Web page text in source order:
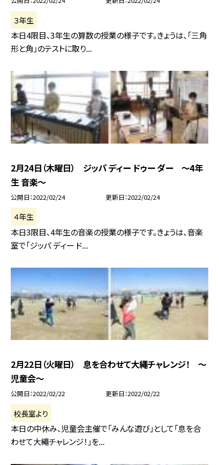
３年生
本日4限目、3年生の算数の授業の様子です。きょうは、「三角
形と角」のテストに取り...
2月24日（木曜日） ジッパ ディー ドゥー ダー 〜4年
生 音楽〜
公開日 2022/02/24 更新日 2022/02/24
４年生
本日3限目、4年生の音楽の授業の様子です。きょうは、音楽
室で「ジッパ ディー ド...
2月22日（火曜日） 息を合わせて大繩チャレンジ！ 〜
児童会〜
公開日 2022/02/22 更新日 2022/02/22
校長室より
本日の中休み、児童会主催で「みんな遊び」として「息を合
わせて大繩チャレンジ！」を...